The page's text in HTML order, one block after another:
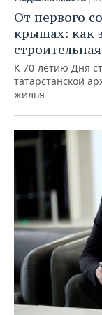
От первого
крышах: как
К 70-летию Дня
татарстанской
жилья